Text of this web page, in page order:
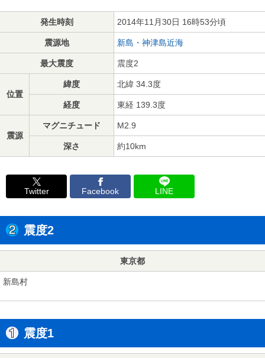
発生時刻 2014年11月30日 16時53分頃
震源地 新島・神津島近海
最大震度 震度2
位置
緯度 北緯 34.3度
経度 東経 139.3度
震源
マグニチュード M2.9
深さ 約10km
Twitter Facebook LINE
震度2
東京都
新島村
震度1